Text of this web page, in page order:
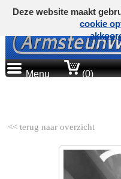
Menu (0)
<< terug naar overzicht
Deze website maakt
cookie